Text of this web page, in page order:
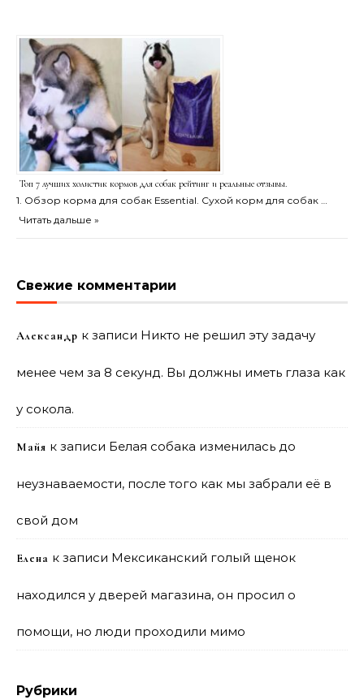
Топ 7 лучших холистик кормов для собак рейтинг и реальные отзывы.
1. Обзор корма для собак Essential. Сухой корм для собак …
Читать дальше »
Свежие комментарии
Александр к записи Никто не решил эту задачу
менее чем за 8 секунд. Вы должны иметь глаза как
у сокола.
Майя к записи Белая собака изменилась до
неузнаваемости, после того как мы забрали её в
свой дом
Елена к записи Мексиканский голый щенок
находился у дверей магазина, он просил о
помощи, но люди проходили мимо
Рубрики